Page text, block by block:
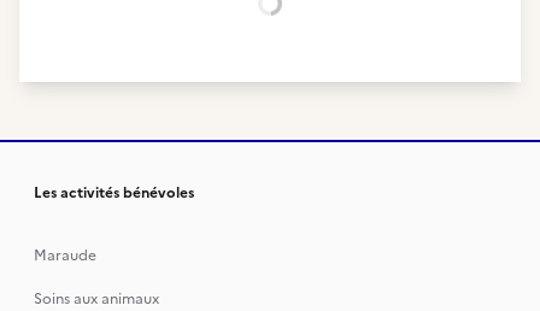
Chargement...
Les activités bénévoles
Maraude
Soins aux animaux